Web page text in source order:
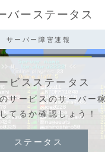
サーバー障害速報
ビスステータス
サービスのサーバー
てるか確認しょう！
ステータス
バーステータス